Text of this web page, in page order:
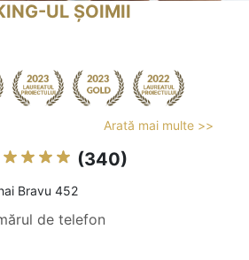
UL ȘOIMII
Arată mai multe >>
(340)
Bravu 452
de telefon